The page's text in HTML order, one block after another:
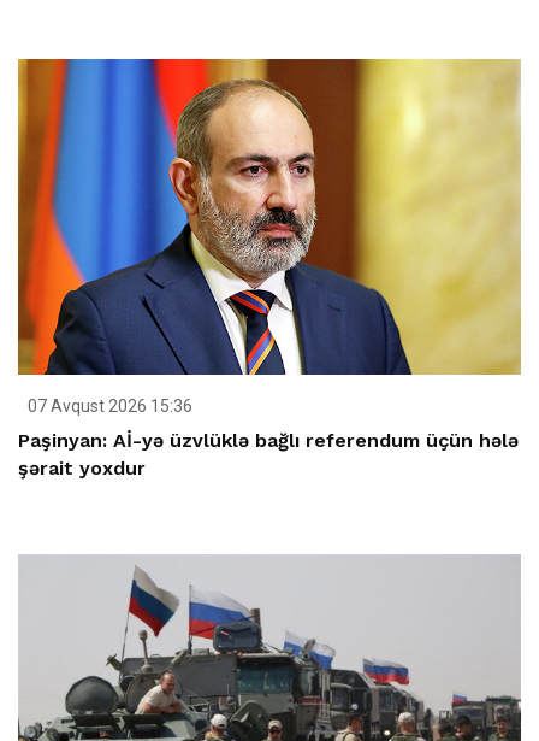
07 Avqust 2026 15:36
Paşinyan: Aİ-yə üzvlüklə bağlı referendum üçün hələ
şərait yoxdur